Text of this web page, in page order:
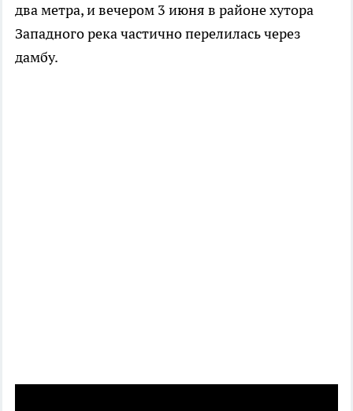
два метра, и вечером 3 июня в районе хутора
Западного река частично перелилась через
дамбу.